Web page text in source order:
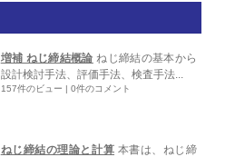
増補 ねじ締結概論 ねじ締結の基本から
設計検討手法、評価手法、検査手法...
157件のビュー | 0件のコメント
ねじ締結の理論と計算 本書は、ねじ締